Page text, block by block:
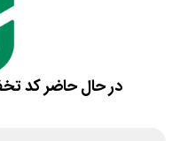
در حال حاضر کد